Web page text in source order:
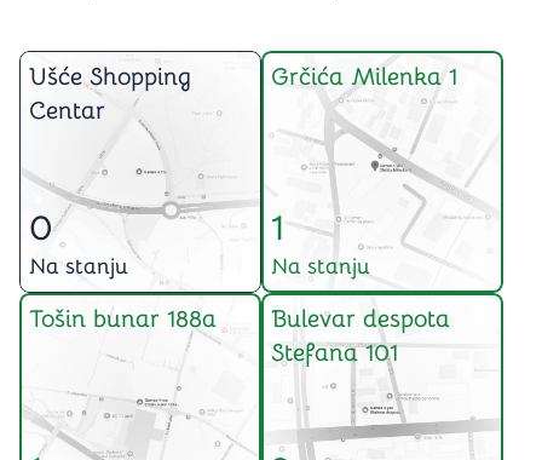
Ušće Shopping
Centar
0
Na stanju
Grčića Milenka 1
1
Na stanju
Tošin bunar 188a
Bulevar despota
Stefana 101